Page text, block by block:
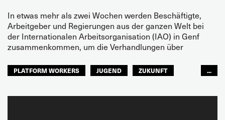
In etwas mehr als zwei Wochen werden Beschäftigte,
Arbeitgeber und Regierungen aus der ganzen Welt bei
der Internationalen Arbeitsorganisation (IAO) in Genf
zusammenkommen, um die Verhandlungen über
PLATFORM WORKERS JUGEND
ZUKUNFT
...